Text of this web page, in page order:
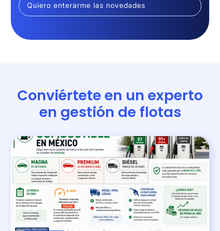
Conviértete en un experto
en gestión de flotas